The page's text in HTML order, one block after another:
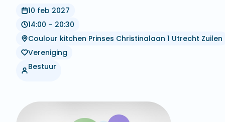
10 feb 2027
14:00 – 20:30
Coulour kitchen Prinses Christinalaan 1 Utrecht Zuilen
Vereniging
Bestuur